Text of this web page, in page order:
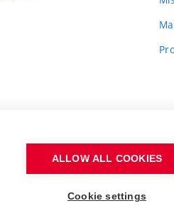
ALLOW ALL COOKIES
Cookie settings